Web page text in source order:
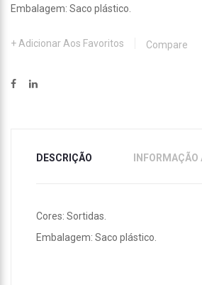
Embalagem: Saco plástico.
Adicionar Aos Favoritos Compare
DESCRIÇÃO INFORMAÇÃO
Cores: Sortidas.
Embalagem: Saco plástico.